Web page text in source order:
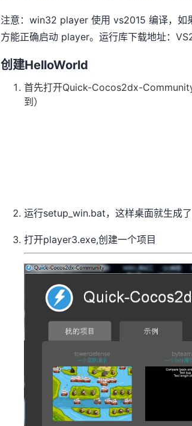
注意：win32 player 使用 vs2015 编译，如
方能正确启动 player。运行库下载地址：
创建HelloWorld
首先打开Quick-Cocos2dx-
到）
运行setup_win.bat，这样桌面就生成
打开player3.exe,创建一个项目